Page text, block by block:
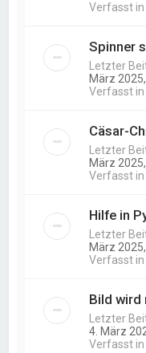
Verfasst
Spinner
Letzter
März
Verfasst
Cäsar-
Letzter
März
Verfasst
Hilfe in
Letzter
März
Verfasst
Bild wird
Letzter
4. März
Verfasst